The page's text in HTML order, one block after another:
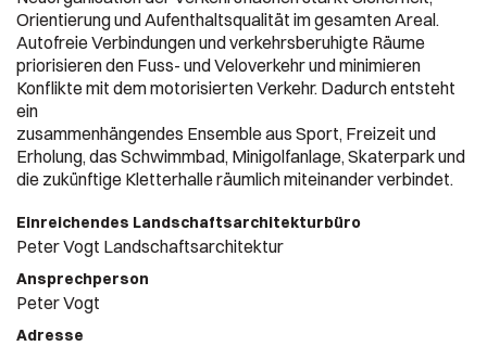
Orientierung und Aufenthaltsqualität im gesamten Areal.
Autofreie Verbindungen und verkehrsberuhigte Räume
priorisieren den Fuss- und Veloverkehr und minimieren
Konflikte mit dem motorisierten Verkehr. Dadurch entsteht
ein
zusammenhängendes Ensemble aus Sport, Freizeit und
Erholung, das Schwimmbad, Minigolfanlage, Skaterpark und
die zukünftige Kletterhalle räumlich miteinander verbindet.
Einreichendes Landschaftsarchitekturbüro
Peter Vogt Landschaftsarchitektur
Ansprechperson
Peter Vogt
Adresse